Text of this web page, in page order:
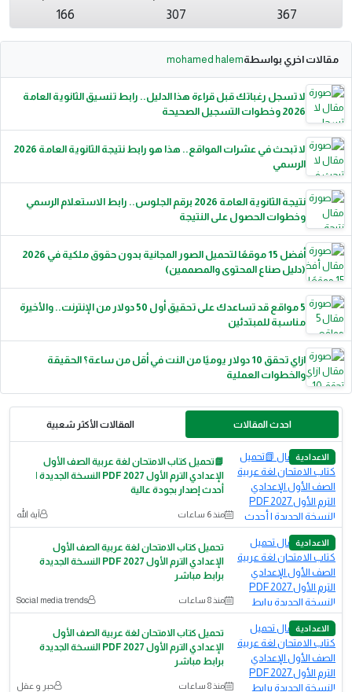
367
307
166
مقالات اخري بواسطةmohamed halem
لا تسجل رغباتك قبل قراءة هذا الدليل.. رابط تنسيق الثانوية العامة
2026 وخطوات التسجيل الصحيحة
لا تبحث في عشرات المواقع.. هذا هو رابط نتيجة الثانوية العامة 2026
الرسمي
نتيجة الثانوية العامة 2026 برقم الجلوس.. رابط الاستعلام الرسمي
وخطوات الحصول على النتيجة
أفضل 15 موقعًا لتحميل الصور المجانية بدون حقوق ملكية في 2026
(دليل صناع المحتوى والمصممين)
5 مواقع قد تساعدك على تحقيق أول 50 دولار من الإنترنت.. والأخيرة
مناسبة للمبتدئين
ازاي تحقق 10 دولار يوميًا من النت في أقل من ساعة؟ الحقيقة
والخطوات العملية
احدث المقالات المقالات الأكثر شعبية
الاعدادية
📗تحميل كتاب الامتحان لغة عربية الصف الأول
الإعدادي الترم الأول 2027 PDF النسخة الجديدة |
أحدث إصدار بجودة عالية
منذ 6 ساعات آية الله
الاعدادية
تحميل كتاب الامتحان لغة عربية الصف الأول
الإعدادي الترم الأول 2027 PDF النسخة الجديدة
برابط مباشر
منذ 8 ساعات Social media trends
الاعدادية
تحميل كتاب الامتحان لغة عربية الصف الأول
الإعدادي الترم الأول 2027 PDF النسخة الجديدة
برابط مباشر
منذ 8 ساعات حبر و عقل